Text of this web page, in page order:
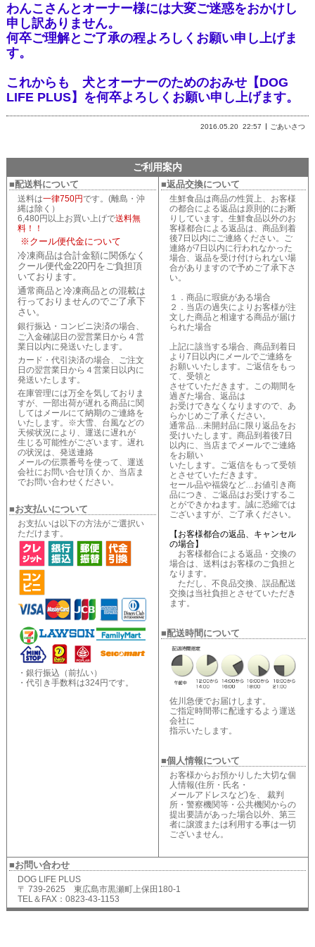
わんこさんとオーナー様には大変ご迷惑をおかけし
申し訳ありません。
何卒ご理解とご了承の程よろしくお願い申し上げま
す。
これからも 犬とオーナーのためのおみせ【DOG
LIFE PLUS】を何卒よろしくお願い申し上げます。
2016.05.20 22:57 ごあいさつ
ご利用案内
■配送料について
送料は一律750円です。(離島・沖
縄は除く）
6,480円以上お買い上げで送料無
料！！
※クール便代金について
冷凍商品は合計金額に関係なく
クール便代金220円をご負担頂
いております。
通常商品と冷凍商品との混載は
行っておりませんのでご了承下
さい。
銀行振込・コンビニ決済の場合、
ご入金確認日の翌営業日から４営
業日以内に発送いたします。
カード・代引決済の場合、ご注文
日の翌営業日から４営業日以内に
発送いたします。
在庫管理には万全を気しておりま
すが、一部出荷が遅れる商品に関
してはメールにて納期のご連絡を
いたします。※大雪、台風などの
天候状況により、運送に遅れが
生じる可能性がございます。遅れ
の状況は、発送連絡
メールの伝票番号を使って、運送
会社にお問い合せ頂くか、当店ま
でお問い合わせください。
■お支払いについて
お支払いは以下の方法がご選択い
ただけます。
・銀行振込（前払い）
・代引き手数料は324円です。
■返品交換について
生鮮食品は商品の性質上、お客様
の都合による返品は原則的にお断
りしています。生鮮食品以外のお
客様都合による返品は、商品到着
後7日以内にご連絡ください。ご
連絡が7日以内に行われなかった
場合、返品を受け付けられない場
合がありますので予めご了承下さ
い。
１．商品に瑕疵がある場合
２．当店の過失によりお客様が注
文した商品と相違する商品が届け
られた場合
上記に該当する場合、商品到着日
より7日以内にメールでご連絡を
お願いいたします。ご返信をもっ
て、受領と
させていただきます。この期間を
過ぎた場合、返品は
お受けできなくなりますので、あ
らかじめご了承ください。
通常品…未開封品に限り返品をお
受けいたします。商品到着後7日
以内に、当店までメールでご連絡
をお願い
いたします。ご返信をもって受領
とさせていただきます。
セール品や福袋など…お値引き商
品につき、ご返品はお受けするこ
とができかねます。誠に恐縮では
ございますが、ご了承ください。
【お客様都合の返品、キャンセル
の場合】
お客様都合による返品・交換の
場合は、送料はお客様のご負担と
なります。
ただし、不良品交換、誤品配送
交換は当社負担とさせていただき
ます。
■配送時間について
佐川急便でお届けします。
ご指定時間帯に配達するよう運送
会社に
指示いたします。
■個人情報について
お客様からお預かりした大切な個
人情報(住所・氏名・
メールアドレスなど)を、 裁判
所・警察機関等・公共機関からの
提出要請があった場合以外、第三
者に譲渡または利用する事は一切
ございません。
■お問い合わせ
DOG LIFE PLUS
〒 739-2625 東広島市黒瀬町上保田180-1
TEL＆FAX：0823-43-1153